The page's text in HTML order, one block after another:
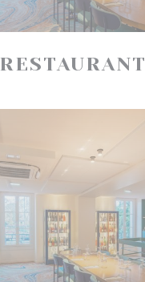
RESTAURANT